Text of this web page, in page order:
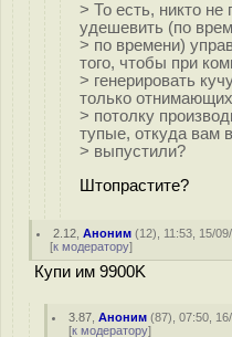
> То есть, никто
удешевить (по
> по времени)
того, чтобы при
> генерировать
только
> потолку
тупые, откуда вам
> выпустили?
Штопрастите?
2.12 ,Аноним (12), 11:53, 15/
[к модератору]
Купи им 9900K
3.87 ,Аноним (87), 07:50,
[к модератору]